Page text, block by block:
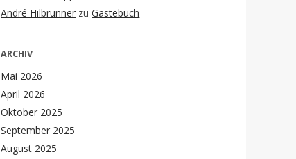
André Hilbrunner zuGästebuch
ARCHIV
Mai 2026
April 2026
Oktober 2025
September 2025
August 2025